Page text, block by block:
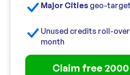
Major Cities geo-
Unused credits roll-
month
Claim free